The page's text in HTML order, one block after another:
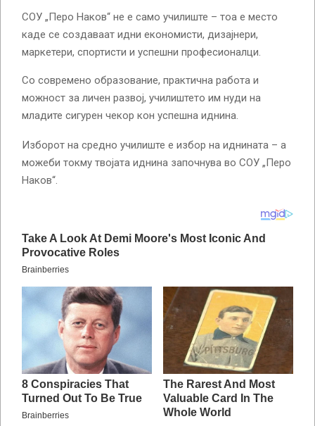
СОУ „Перо Наков“ не е само училиште – тоа е место
каде се создаваат идни економисти, дизајнери,
маркетери, спортисти и успешни професионалци.
Со современо образование, практична работа и
можност за личен развој, училиштето им нуди на
младите сигурен чекор кон успешна иднина.
Изборот на средно училиште е избор на иднината – а
можеби токму твојата иднина започнува во СОУ „Перо
Наков“.